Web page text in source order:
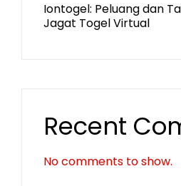
Iontogel: Peluang dan
Jagat Togel Virtual
Recent
No comments to show.